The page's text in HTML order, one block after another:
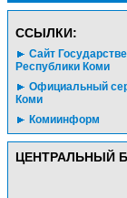
CСЫЛКИ:
Сайт
Республики Коми
Официальный
Коми
Комиинформ
ЦЕНТРАЛЬНЫЙ